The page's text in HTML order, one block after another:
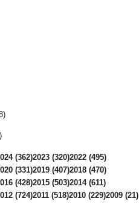
(362)2023 (320)2022 (495)
(331)2019 (407)2018 (470)
(428)2015 (503)2014 (611)
(724)2011 (518)2010 (229)2009 (21)